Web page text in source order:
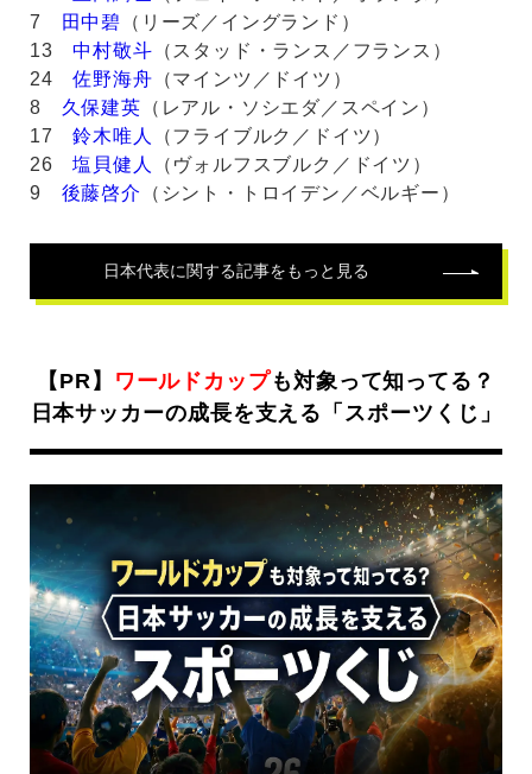
7
田中碧 （リーズ／イングランド）
13中村敬斗 （スタッド・ランス／フランス）
24佐野海舟 （マインツ／ドイツ）
8 久保建英 （レアル・ソシエダ／スペイン）
17鈴木唯人
（フライブルク／ドイツ）
26塩貝健人
（ヴォルフスブルク／ドイツ）
9 後藤啓介 （シント・トロイデン／ベルギー）
日本代表に関する記事をもっと見る
【PR】 ワールドカップも対象って知ってる？
日本サッカーの成長を支える「スポーツくじ」